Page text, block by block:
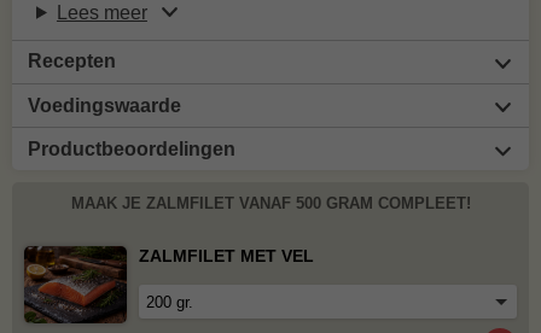
Lees meer
Recepten
Voedingswaarde
Productbeoordelingen
MAAK JE ZALMFILET VANAF 500 GRAM COMPLEET!
ZALMFILET MET VEL